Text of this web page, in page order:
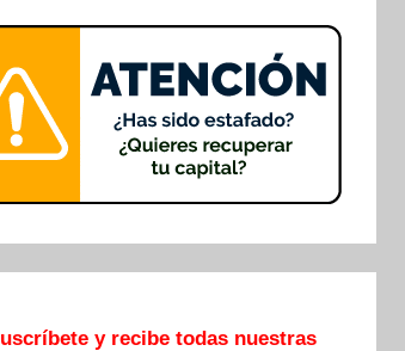
y recibe todas nuestras